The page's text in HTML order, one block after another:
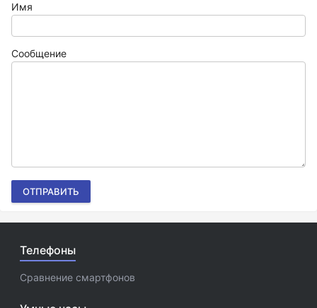
Имя
Сообщение
ОТПРАВИТЬ
Телефоны
Сравнение смартфонов